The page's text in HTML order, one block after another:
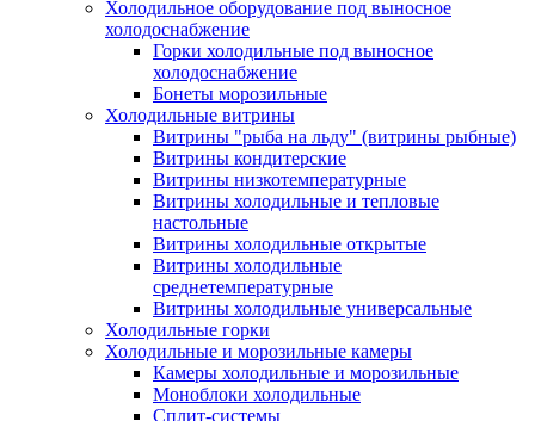
Холодильное оборудование под выносное
холодоснабжение
Горки холодильные под выносное
холодоснабжение
Бонеты морозильные
Холодильные витрины
Витрины "рыба на льду" (витрины рыбные)
Витрины кондитерские
Витрины низкотемпературные
Витрины холодильные и тепловые
настольные
Витрины холодильные открытые
Витрины холодильные
среднетемпературные
Витрины холодильные универсальные
Холодильные горки
Холодильные и морозильные камеры
Камеры холодильные и морозильные
Моноблоки холодильные
Сплит-системы